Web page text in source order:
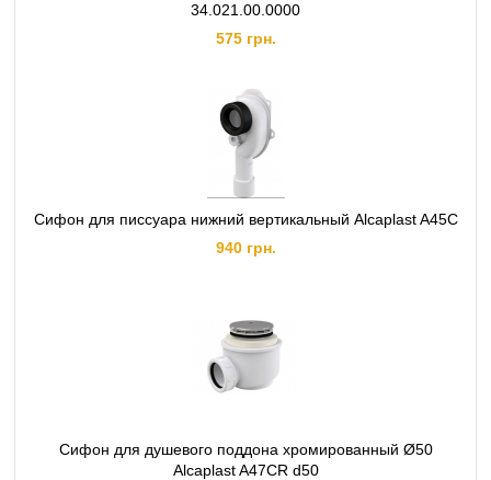
34.021.00.0000
575 грн.
Сифон для писсуара нижний вертикальный Alcaplast A45C
940 грн.
Сифон для душевого поддона хромированный Ø50
Alcaplast A47CR d50